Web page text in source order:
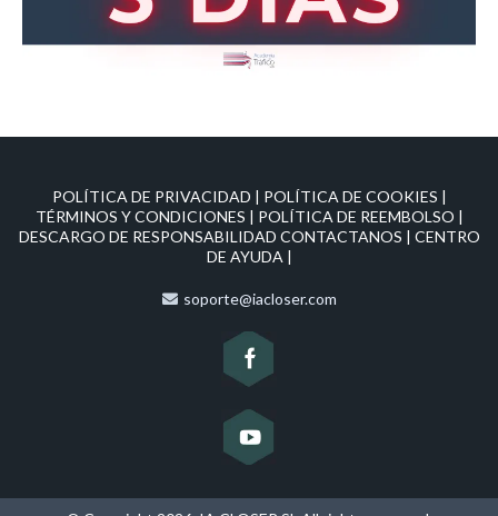
POLÍTICA DE PRIVACIDAD | POLÍTICA DE COOKIES |
TÉRMINOS Y CONDICIONES | POLÍTICA DE REEMBOLSO |
DESCARGO DE RESPONSABILIDAD CONTACTANOS | CENTRO
DE AYUDA |
soporte@iacloser.com